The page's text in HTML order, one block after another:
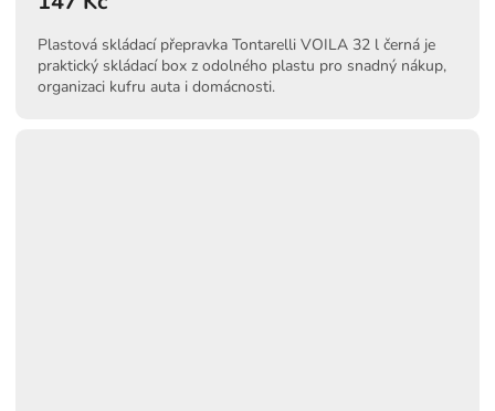
Plastová skládací přepravka Tontarelli VOILA 32 l černá je
praktický skládací box z odolného plastu pro snadný nákup,
organizaci kufru auta i domácnosti.